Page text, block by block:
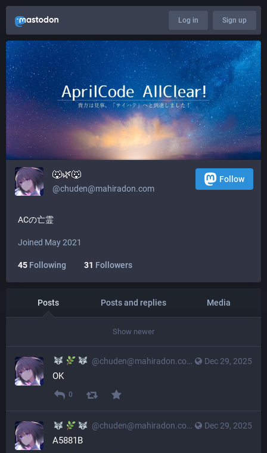
Log in Sign up
🐺🌿🐺
@chuden@mahiradon.com
Follow
ACの亡霊
Joined May 2021
45 Following 31 Followers
Posts Posts and replies Media
Show newer
Dec 29, 2025
@chuden@mahiradon.com
OK
0
Dec 29, 2025
@chuden@mahiradon.com
A5881B